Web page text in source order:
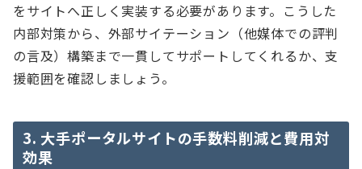
をサイトへ正しく実装する必要があります。こうした
内部対策から、外部サイテーション（他媒体での評判
の言及）構築まで一貫してサポートしてくれるか、支
援範囲を確認しましょう。
3. 大手ポータルサイトの手数料削減と費用対
効果